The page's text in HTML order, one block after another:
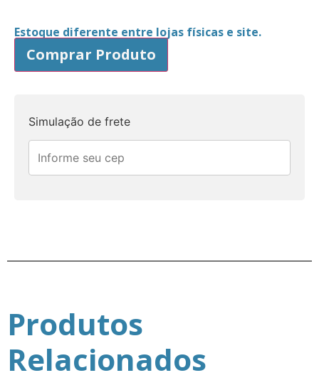
Estoque diferente entre lojas físicas e site.
Comprar Produto
Simulação de frete
Produtos
Relacionados